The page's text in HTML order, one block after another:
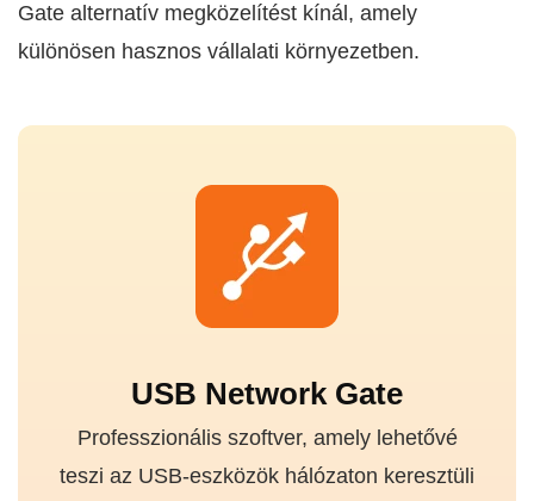
Gate alternatív megközelítést kínál, amely
különösen hasznos vállalati környezetben.
USB Network Gate
Professzionális szoftver, amely lehetővé
teszi az USB-eszközök hálózaton keresztüli